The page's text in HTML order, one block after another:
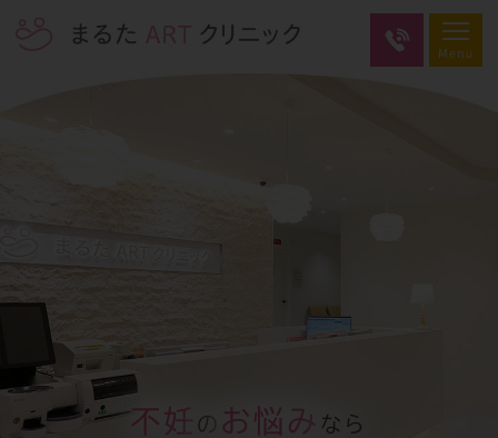
不妊 の お悩み なら